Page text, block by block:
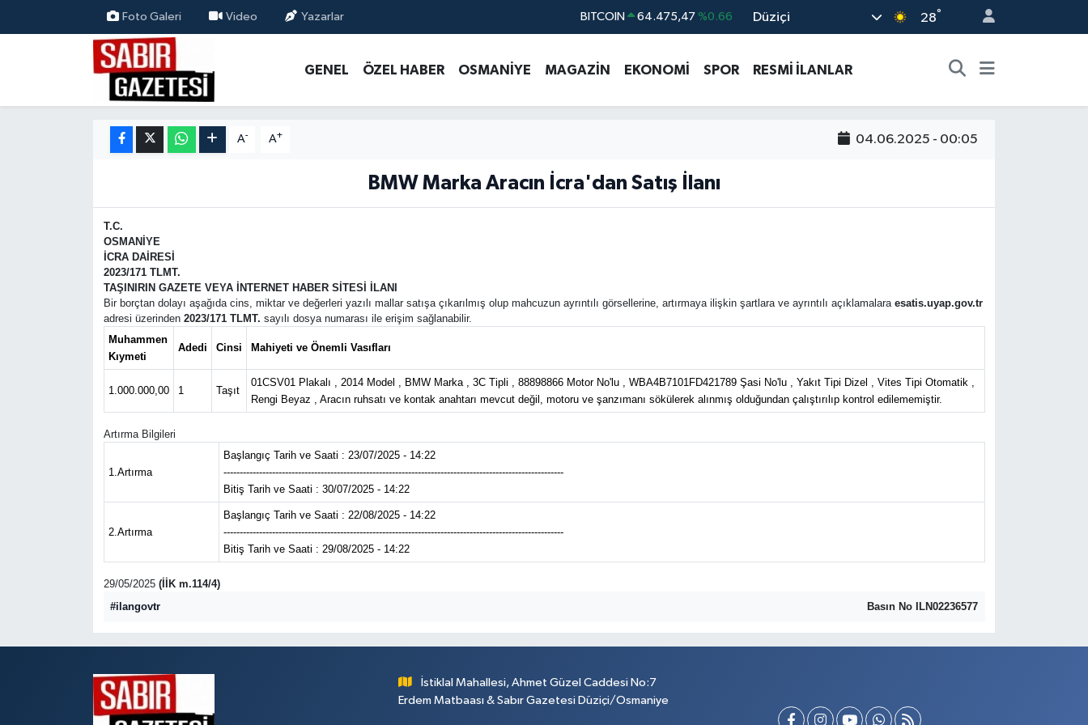
Foto Galeri Video Yazarlar BITCOIN 64.475,47 %0.66
EURO 55,1336 %0.18
STERLİN 64,2534 %0.22
Düziçi 28°
GENEL ÖZEL HABER OSMANİYE MAGAZİN EKONOMİ SPOR RESMİ İLANLAR
A- A+ 04.06.2025 - 00:05
BMW Marka Aracın İcra'dan Satış İlanı
T.C.
OSMANİYE
İCRA DAİRESİ
2023/171 TLMT.
TAŞINIRIN GAZETE VEYA İNTERNET HABER SİTESİ İLANI
Bir borçtan dolayı aşağıda cins, miktar ve değerleri yazılı mallar satışa çıkarılmış olup mahcuzun ayrıntılı görsellerine, artırmaya ilişkin şartlara ve ayrıntılı açıklamalaraesatis.uyap.gov.tr
adresi üzerinden 2023/171 TLMT. sayılı dosya numarası ile erişim sağlanabilir.
Muhammen
Kıymeti
Adedi Cinsi Mahiyeti ve Önemli Vasıfları
1.000.000,00 1 Taşıt
01CSV01 Plakalı , 2014 Model , BMW Marka , 3C Tipli , 88898866 Motor No'lu , WBA4B7101FD421789 Şasi No'lu , Yakıt Tipi Dizel , Vites Tipi Otomatik ,
Rengi Beyaz , Aracın ruhsatı ve kontak anahtarı mevcut değil, motoru ve şanzımanı sökülerek alınmış olduğundan çalıştırılıp kontrol edilememiştir.
Artırma Bilgileri
1.Artırma
Başlangıç Tarih ve Saati : 23/07/2025 - 14:22
---------------------------------------------------------------------------------------------------------
Bitiş Tarih ve Saati : 30/07/2025 - 14:22
2.Artırma
Başlangıç Tarih ve Saati : 22/08/2025 - 14:22
---------------------------------------------------------------------------------------------------------
Bitiş Tarih ve Saati : 29/08/2025 - 14:22
29/05/2025 (İİK m.114/4)
#ilangovtr
Basın No ILN02236577
İstiklal Mahallesi, Ahmet Güzel Caddesi No:7
Erdem Matbaası & Sabır Gazetesi Düziçi/Osmaniye
ÖZEL HABER
OSMANİYE
EKONOMİ
RESMİ İLANLAR
Osmaniye Nöbetçi Eczaneler
Osmaniye Hava Durumu
Osmaniye Trafik Yoğunluk Haritası
Tüm Manşetler
Son Dakika Haberleri
Haber Arşivi